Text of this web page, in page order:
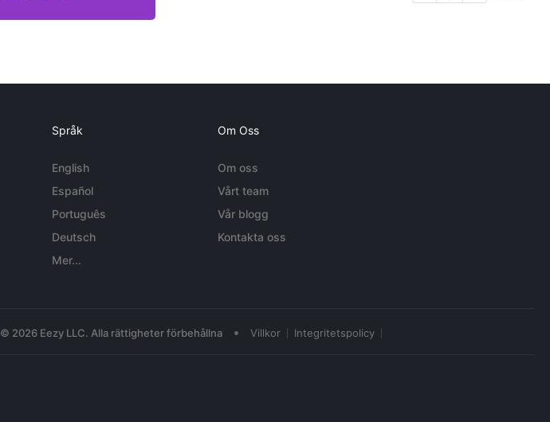
Språk
English
Español
Português
Deutsch
Mer...
Om Oss
Om oss
Vårt team
Vår blogg
Kontakta oss
© 2026 Eezy LLC. Alla rättigheter förbehållna • Villkor Integritetspolicy